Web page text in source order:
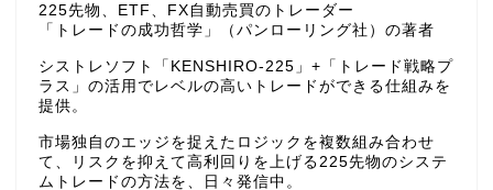
225先物、ETF、FX自動売買のトレーダー
「トレードの成功哲学」（パンローリング社）の著者
シストレソフト「KENSHIRO-225」+「トレード戦略プ
ラス」の活用でレベルの高いトレードができる仕組みを
提供。
市場独自のエッジを捉えたロジックを複数組み合わせ
て、リスクを抑えて高利回りを上げる225先物のシステ
ムトレードの方法を、日々発信中。